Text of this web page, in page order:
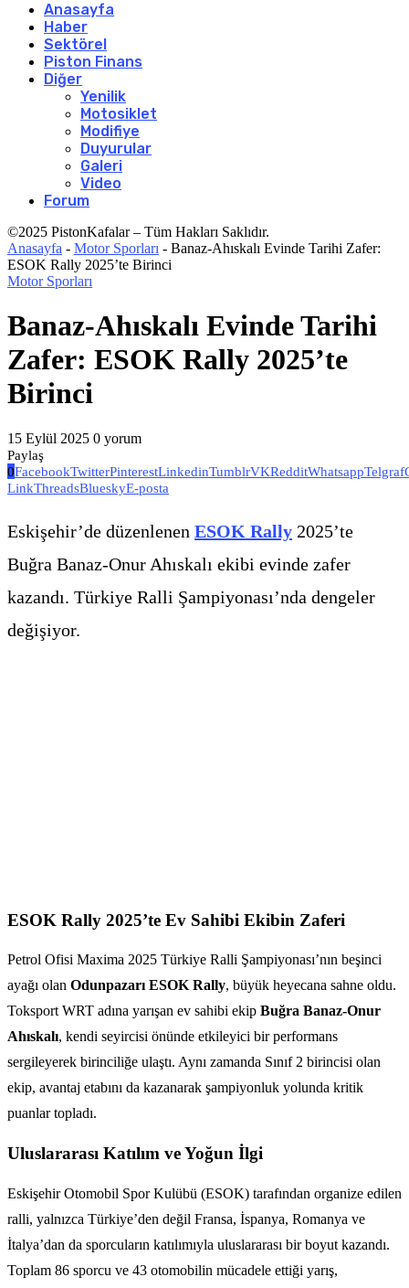
Anasayfa
Haber
Sektörel
Piston Finans
Diğer
Yenilik
Motosiklet
Modifiye
Duyurular
Galeri
Video
Forum
©2025 PistonKafalar – Tüm Hakları Saklıdır.
Anasayfa - Motor Sporları - Banaz-Ahıskalı Evinde Tarihi Zafer:
ESOK Rally 2025’te Birinci
Motor Sporları
Banaz-Ahıskalı Evinde Tarihi
Zafer: ESOK Rally 2025’te
Birinci
15 Eylül 2025 0 yorum
Paylaş
0FacebookTwitterPinterestLinkedinTumblrVKRedditWhatsappTelgraf
LinkThreadsBlueskyE-posta
Eskişehir’de düzenlenen ESOK Rally 2025’te
Buğra Banaz-Onur Ahıskalı ekibi evinde zafer
kazandı. Türkiye Ralli Şampiyonası’nda dengeler
değişiyor.
ESOK Rally 2025’te Ev Sahibi Ekibin Zaferi
Petrol Ofisi Maxima 2025 Türkiye Ralli Şampiyonası’nın beşinci
ayağı olan Odunpazarı ESOK Rally, büyük heyecana sahne oldu.
Toksport WRT adına yarışan ev sahibi ekip Buğra Banaz-Onur
Ahıskalı, kendi seyircisi önünde etkileyici bir performans
sergileyerek birinciliğe ulaştı. Aynı zamanda Sınıf 2 birincisi olan
ekip, avantaj etabını da kazanarak şampiyonluk yolunda kritik
puanlar topladı.
Uluslararası Katılım ve Yoğun İlgi
Eskişehir Otomobil Spor Kulübü (ESOK) tarafından organize edilen
ralli, yalnızca Türkiye’den değil Fransa, İspanya, Romanya ve
İtalya’dan da sporcuların katılımıyla uluslararası bir boyut kazandı.
Toplam 86 sporcu ve 43 otomobilin mücadele ettiği yarış,